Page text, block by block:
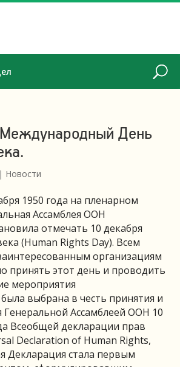
День
| Новости
1950 года на пленарном
Ассамблея ООН
отмечать 10 декабря
(Human Rights Day). Всем
организациям
принять этот день и проводить
мероприятия
выбрана в честь принятия и
Генеральной Ассамблеей ООН 10
Всеобщей декларации прав
Declaration of Human Rights,
Декларация стала первым